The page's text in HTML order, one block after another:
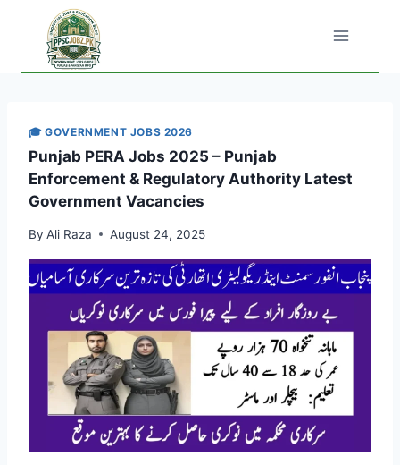
content
🎓 GOVERNMENT JOBS 2026
Punjab PERA Jobs 2025 – Punjab
Enforcement & Regulatory Authority Latest
Government Vacancies
By Ali Raza August 24, 2025